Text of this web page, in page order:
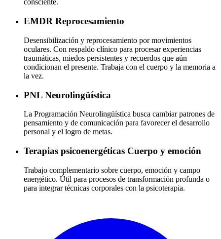
consciente.
EMDR Reprocesamiento
Desensibilización y reprocesamiento por movimientos
oculares. Con respaldo clínico para procesar experiencias
traumáticas, miedos persistentes y recuerdos que aún
condicionan el presente. Trabaja con el cuerpo y la memoria a
la vez.
PNL Neurolingüística
La Programación Neurolingüística busca cambiar patrones de
pensamiento y de comunicación para favorecer el desarrollo
personal y el logro de metas.
Terapias psicoenergéticas Cuerpo y emoción
Trabajo complementario sobre cuerpo, emoción y campo
energético. Útil para procesos de transformación profunda o
para integrar técnicas corporales con la psicoterapia.